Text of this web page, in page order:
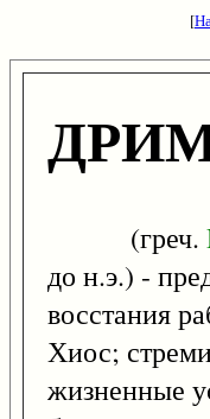
[
(греч.
до н.э.) -
восстания
Хиос;
жизненные